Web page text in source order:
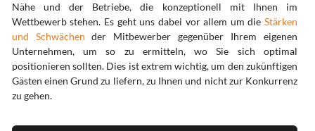
Nähe und der Betriebe, die konzeptionell mit Ihnen im
Wettbewerb stehen. Es geht uns dabei vor allem um dieStärken
und Schwächen der Mitbewerber gegenüber Ihrem eigenen
Unternehmen, um so zu ermitteln, wo Sie sich optimal
positionieren sollten. Dies ist extrem wichtig, um den zukünftigen
Gästen einen Grund zu liefern, zu Ihnen und nicht zur Konkurrenz
zu gehen.